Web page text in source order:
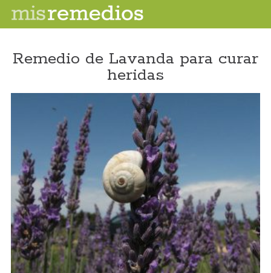
Remedio de Lavanda para curar
heridas